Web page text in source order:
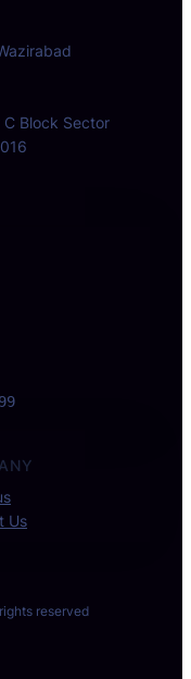
Block Sector
Us
rights reserved